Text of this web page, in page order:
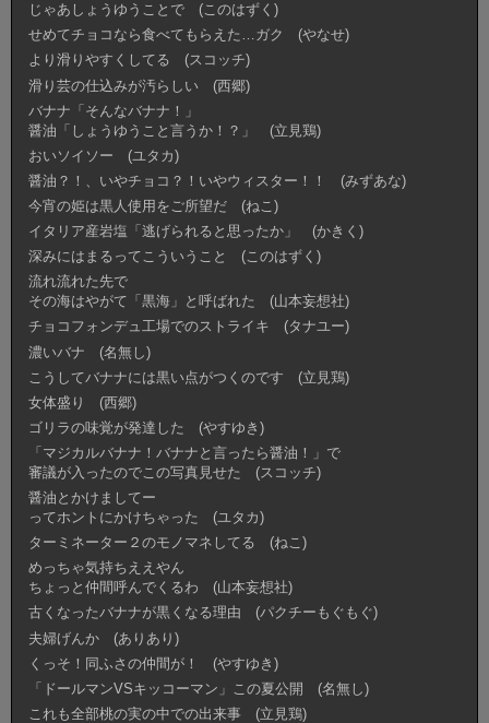
じゃあしょうゆうことで (このはずく)
せめてチョコなら食べてもらえた…ガク (やなせ)
より滑りやすくしてる (スコッチ)
滑り芸の仕込みが汚らしい (西郷)
バナナ「そんなバナナ！」
醤油「しょうゆうこと言うか！？」 (立見鶏)
おいソイソー (ユタカ)
醤油？！、いやチョコ？！いやウィスター！！ (みずあな)
今宵の姫は黒人使用をご所望だ (ねこ)
イタリア産岩塩「逃げられると思ったか」 (かきく)
深みにはまるってこういうこと (このはずく)
流れ流れた先で
その海はやがて「黒海」と呼ばれた (山本妄想社)
チョコフォンデュ工場でのストライキ (タナユー)
濃いバナ (名無し)
こうしてバナナには黒い点がつくのです (立見鶏)
女体盛り (西郷)
ゴリラの味覚が発達した (やすゆき)
「マジカルバナナ！バナナと言ったら醤油！」で
審議が入ったのでこの写真見せた (スコッチ)
醤油とかけましてー
ってホントにかけちゃった (ユタカ)
ターミネーター２のモノマネしてる (ねこ)
めっちゃ気持ちええやん
ちょっと仲間呼んでくるわ (山本妄想社)
古くなったバナナが黒くなる理由 (パクチーもぐもぐ)
夫婦げんか (ありあり)
くっそ！同ふさの仲間が！ (やすゆき)
「ドールマンVSキッコーマン」この夏公開 (名無し)
これも全部桃の実の中での出来事 (立見鶏)